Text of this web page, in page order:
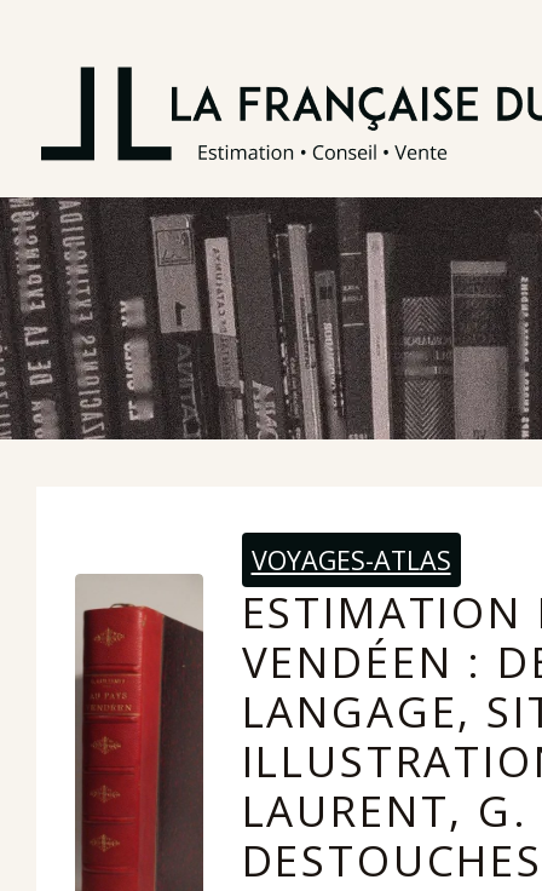
VOYAGES-ATLAS
ESTIMATION
VENDÉEN :
LANGAGE,
LAURENT,